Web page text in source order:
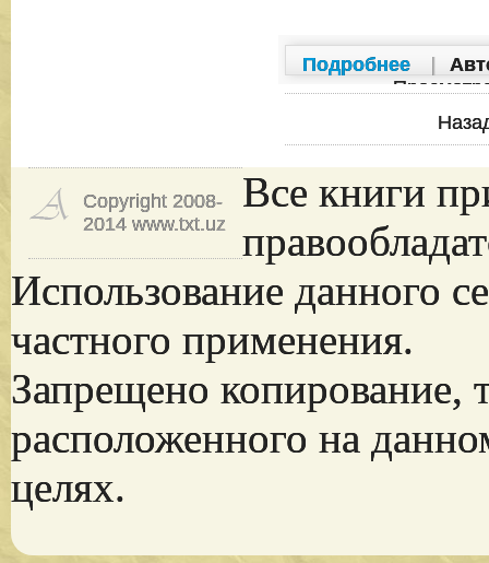
Подробнее
Copyright 2008-
2014 www.txt.uz
Все книги
Использование данного
частного применения.
Запрещено копирование,
расположенного на
целях.